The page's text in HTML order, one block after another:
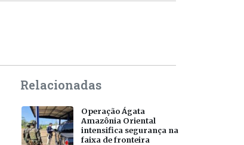
Relacionadas
Operação Ágata
Amazônia Oriental
intensifica segurança na
faixa de fronteira